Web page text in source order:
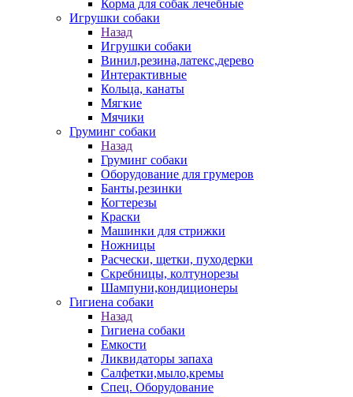
Корма для собак лечебные
Игрушки собаки
Назад
Игрушки собаки
Винил,резина,латекс,дерево
Интерактивные
Кольца, канаты
Мягкие
Мячики
Груминг собаки
Назад
Груминг собаки
Оборудование для грумеров
Банты,резинки
Когтерезы
Краски
Машинки для стрижки
Ножницы
Расчески, щетки, пуходерки
Скребницы, колтунорезы
Шампуни,кондиционеры
Гигиена собаки
Назад
Гигиена собаки
Емкости
Ликвидаторы запаха
Салфетки,мыло,кремы
Спец. Оборудование